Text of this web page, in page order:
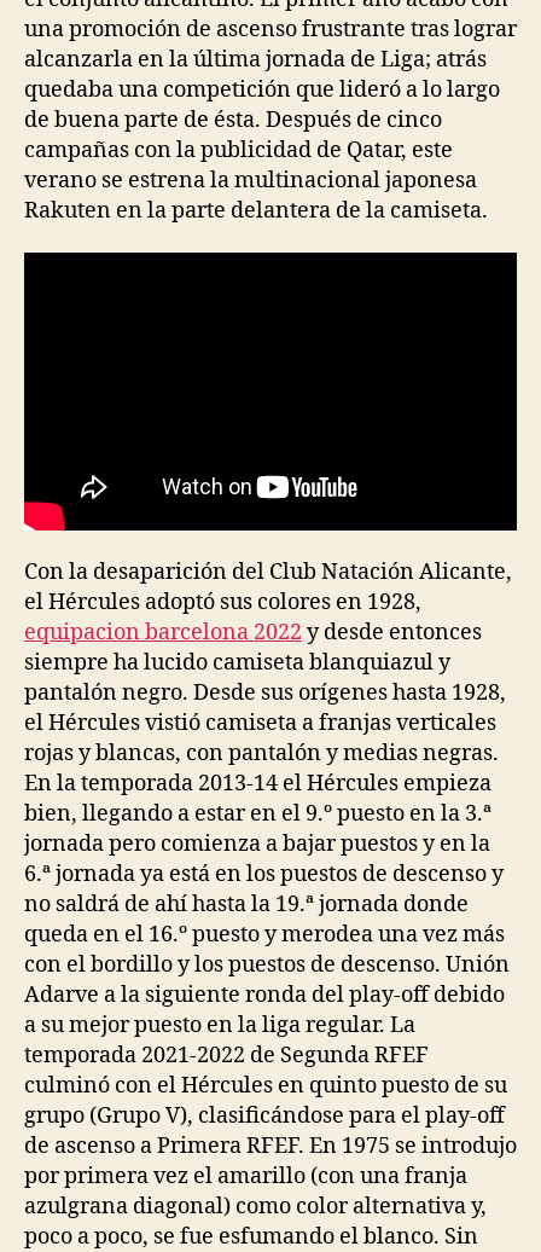
una promoción de ascenso frustrante tras lograr
alcanzarla en la última jornada de Liga; atrás
quedaba una competición que lideró a lo largo
de buena parte de ésta. Después de cinco
campañas con la publicidad de Qatar, este
verano se estrena la multinacional japonesa
Rakuten en la parte delantera de la camiseta.
Con la desaparición del Club Natación Alicante,
el Hércules adoptó sus colores en 1928,
equipacion barcelona 2022 y desde entonces
siempre ha lucido camiseta blanquiazul y
pantalón negro. Desde sus orígenes hasta 1928,
el Hércules vistió camiseta a franjas verticales
rojas y blancas, con pantalón y medias negras.
En la temporada 2013-14 el Hércules empieza
bien, llegando a estar en el 9.º puesto en la 3.ª
jornada pero comienza a bajar puestos y en la
6.ª jornada ya está en los puestos de descenso y
no saldrá de ahí hasta la 19.ª jornada donde
queda en el 16.º puesto y merodea una vez más
con el bordillo y los puestos de descenso. Unión
Adarve a la siguiente ronda del play-off debido
a su mejor puesto en la liga regular. La
temporada 2021-2022 de Segunda RFEF
culminó con el Hércules en quinto puesto de su
grupo (Grupo V), clasificándose para el play-off
de ascenso a Primera RFEF. En 1975 se introdujo
por primera vez el amarillo (con una franja
azulgrana diagonal) como color alternativa y,
poco a poco, se fue esfumando el blanco. Sin